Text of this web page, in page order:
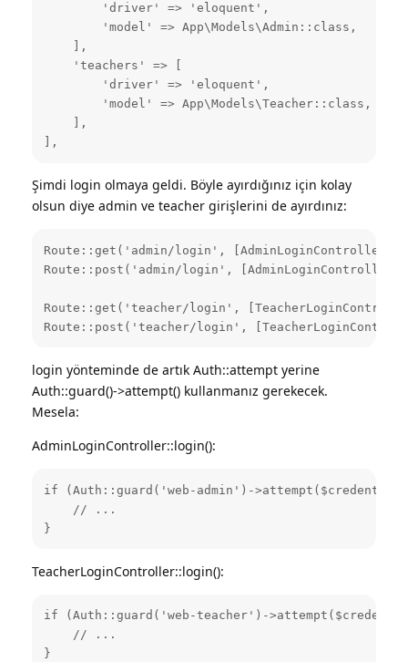
        'driver' => 'eloquent',
        'model' => App\Models\Admin::class,
    ],
    'teachers' => [
        'driver' => 'eloquent',
        'model' => App\Models\Teacher::class,
    ],
],
Şimdi login olmaya geldi. Böyle ayırdığınız için kolay
olsun diye admin ve teacher girişlerini de ayırdınız:
Route::get('admin/login',
Route::post('admin/login',
Route::get('teacher/login',
Route::post('teacher/login',
login yönteminde de artık Auth::attempt yerine
Auth::guard()->attempt() kullanmanız gerekecek.
Mesela:
AdminLoginController::login():
if (Auth::guard('web-admin')-
    // ...
}
TeacherLoginController::login():
if (Auth::guard('web-teacher')-
    // ...
}